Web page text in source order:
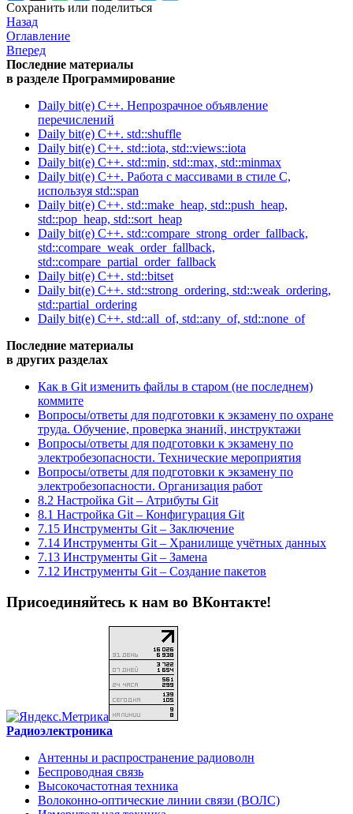
Сохранить или поделиться
Назад
Оглавление
Вперед
Последние материалы
в разделе Программирование
Daily bit(e) C++. Непрозрачное объявление
перечислений
Daily bit(e) C++. std::shuffle
Daily bit(e) C++. std::iota, std::views::iota
Daily bit(e) C++. std::min, std::max, std::minmax
Daily bit(e) C++. Работа с массивами в стиле C,
используя std::span
Daily bit(e) C++. std::make_heap, std::push_heap,
std::pop_heap, std::sort_heap
Daily bit(e) C++. std::compare_strong_order_fallback,
std::compare_weak_order_fallback,
std::compare_partial_order_fallback
Daily bit(e) C++. std::bitset
Daily bit(e) C++. std::strong_ordering, std::weak_ordering,
std::partial_ordering
Daily bit(e) C++. std::all_of, std::any_of, std::none_of
Последние материалы
в других разделах
Как в Git изменить файлы в старом (не последнем)
коммите
Вопросы/ответы для подготовки к экзамену по охране
труда. Обучение, проверка знаний, инструктажи
Вопросы/ответы для подготовки к экзамену по
электробезопасности. Технические мероприятия
Вопросы/ответы для подготовки к экзамену по
электробезопасности. Организация работ
8.2 Настройка Git – Атрибуты Git
8.1 Настройка Git – Конфигурация Git
7.15 Инструменты Git – Заключение
7.14 Инструменты Git – Хранилище учётных данных
7.13 Инструменты Git – Замена
7.12 Инструменты Git – Создание пакетов
Присоединяйтесь к нам во ВКонтакте!
Радиоэлектроника
Антенны и распространение радиоволн
Беспроводная связь
Высокочастотная техника
Волоконно-оптические линии связи (ВОЛС)